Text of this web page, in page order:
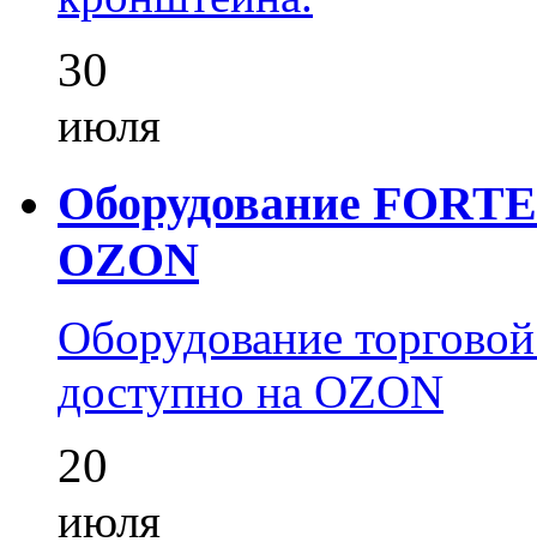
30
июля
Оборудование
OZON
Оборудование
доступно на OZON
20
июля